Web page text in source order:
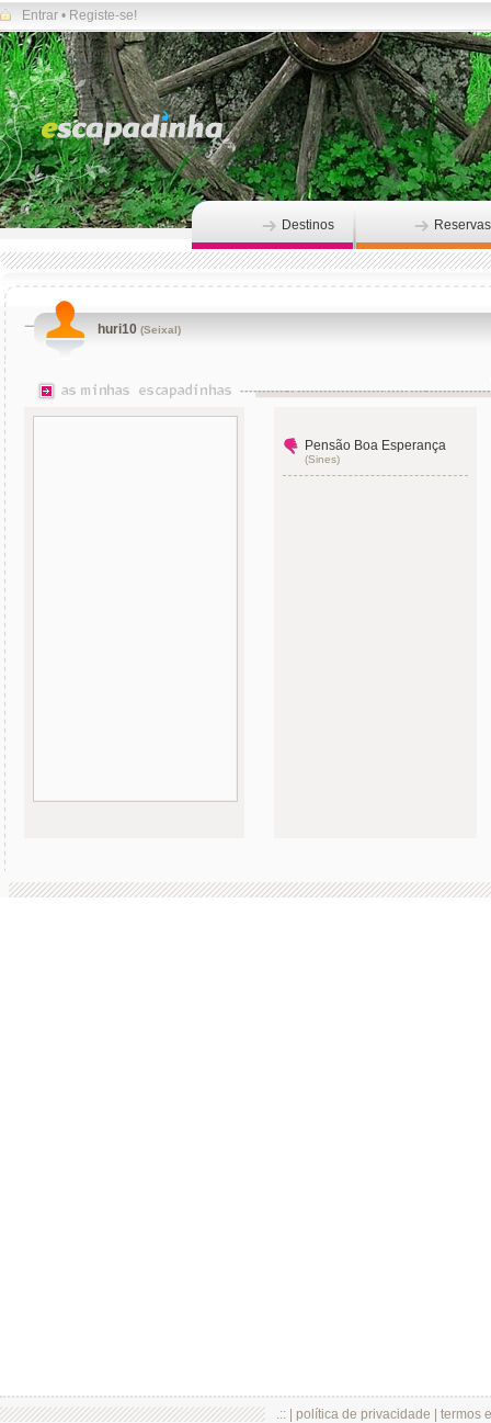
Entrar • Registe-se!
Destinos Reservas
huri10 (Seixal)
Pensão Boa Esperança
(Sines)
.:: | política de privacidade termos